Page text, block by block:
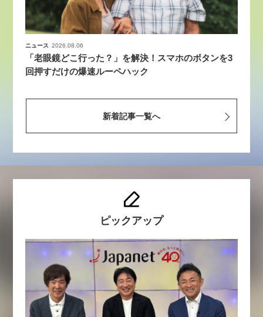
ニュース 2026.08.06
「老眼鏡どこ行った？」を解決！スマホのボタンを3
回押すだけの爆速ルーペハック
新着記事一覧へ
ピックアップ